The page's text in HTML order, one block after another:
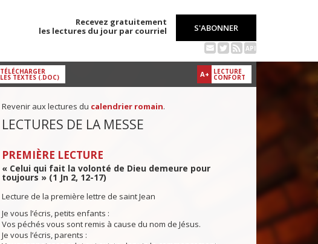
Recevez gratuitement
les lectures du jour par courriel
S'ABONNER
API
A+ LECTURE
CONFORT
TÉLÉCHARGER
LES TEXTES (.DOC)
Revenir aux lectures du calendrier romain.
LECTURES DE LA MESSE
PREMIÈRE LECTURE
« Celui qui fait la volonté de Dieu demeure pour
toujours » (1 Jn 2, 12-17)
Lecture de la première lettre de saint Jean
Je vous l’écris, petits enfants :
Vos péchés vous sont remis à cause du nom de Jésus.
Je vous l’écris, parents :